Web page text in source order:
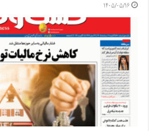
۱۴۰۵/۰۵/۱۶